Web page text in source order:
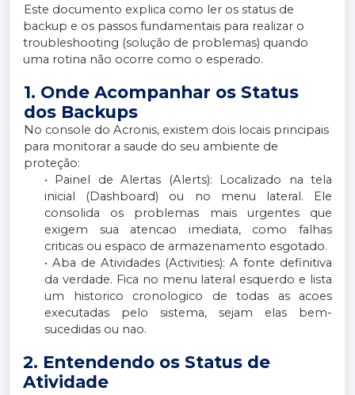
Este documento explica como ler os status de
backup e os passos fundamentais para realizar o
troubleshooting (solução de problemas) quando
uma rotina não ocorre como o esperado.
1. Onde Acompanhar os Status
dos Backups
No console do Acronis, existem dois locais principais
para monitorar a saude do seu ambiente de
proteção:
• Painel de Alertas (Alerts): Localizado na tela
inicial (Dashboard) ou no menu lateral. Ele
consolida os problemas mais urgentes que
exigem sua atencao imediata, como falhas
criticas ou espaco de armazenamento esgotado.
• Aba de Atividades (Activities): A fonte definitiva
da verdade. Fica no menu lateral esquerdo e lista
um historico cronologico de todas as acoes
executadas pelo sistema, sejam elas bem-
sucedidas ou nao.
2. Entendendo os Status de
Atividade